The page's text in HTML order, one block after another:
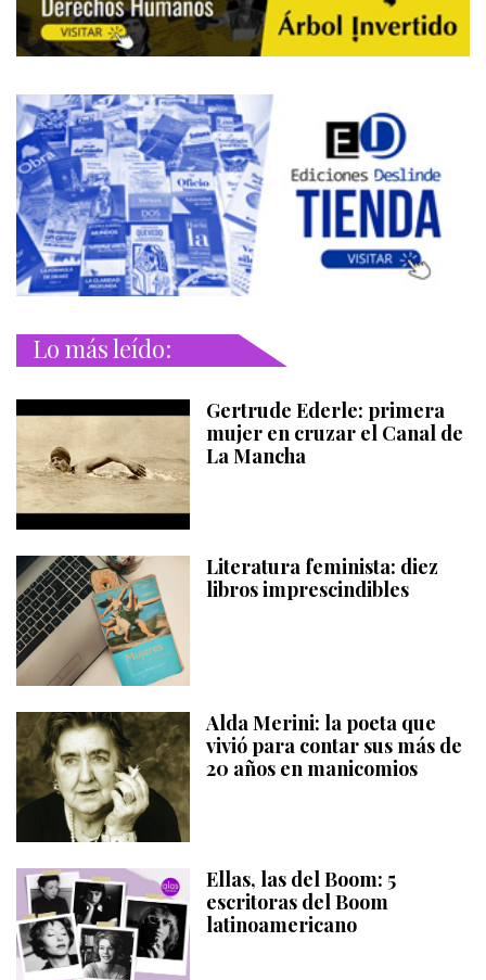
Lo más leído:
Gertrude Ederle: primera
mujer en cruzar el Canal de
La Mancha
Literatura feminista: diez
libros imprescindibles
Alda Merini: la poeta que
vivió para contar sus más de
20 años en manicomios
Ellas, las del Boom: 5
escritoras del Boom
latinoamericano